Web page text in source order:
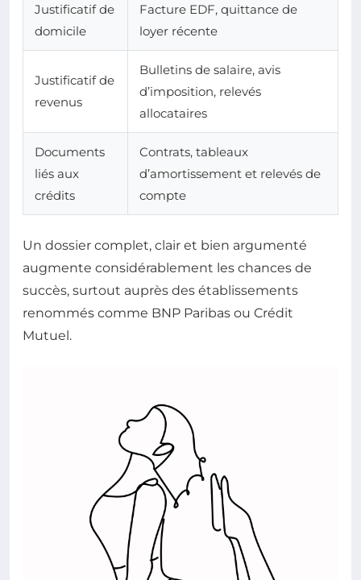
Justificatif de
domicile
Facture EDF, quittance de
loyer récente
Justificatif de
revenus
Bulletins de salaire, avis
d’imposition, relevés
allocataires
Documents
liés aux
crédits
Contrats, tableaux
d’amortissement et relevés de
compte
Un dossier complet, clair et bien argumenté
augmente considérablement les chances de
succès, surtout auprès des établissements
renommés comme BNP Paribas ou Crédit
Mutuel.